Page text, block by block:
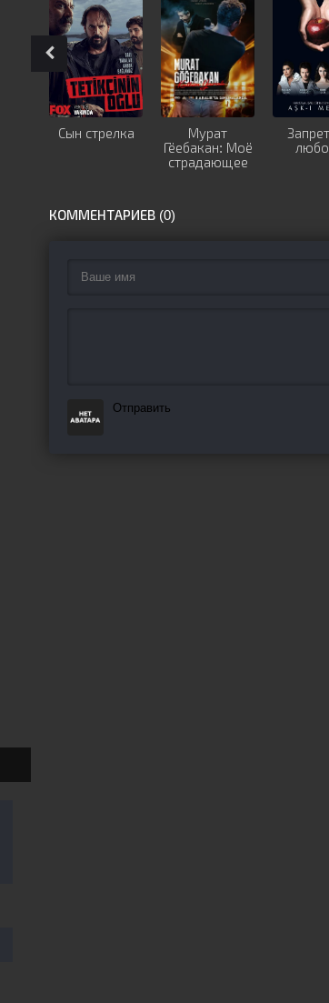
Сын стрелка
Мурат
Гёебакан: Моё
страдающее
КОММЕНТАРИЕВ (0)
Отправить